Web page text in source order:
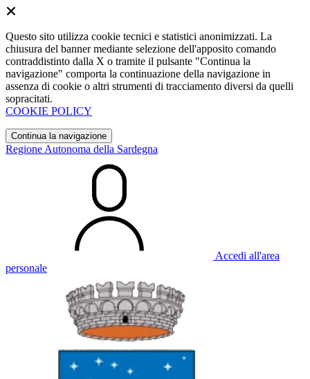
Questo sito utilizza cookie tecnici e statistici anonimizzati. La
chiusura del banner mediante selezione dell'apposito comando
contraddistinto dalla X o tramite il pulsante "Continua la
navigazione" comporta la continuazione della navigazione in
assenza di cookie o altri strumenti di tracciamento diversi da quelli
sopracitati.
COOKIE POLICY
Continua la navigazione
Regione Autonoma della Sardegna
Accedi all'area
personale